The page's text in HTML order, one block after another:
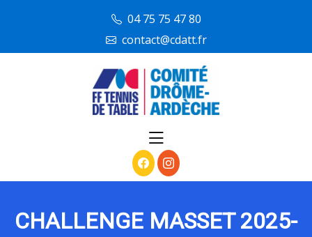
04 75 75 47 80
contact@cdatt.fr
CHALLENGE MASSET 2025-